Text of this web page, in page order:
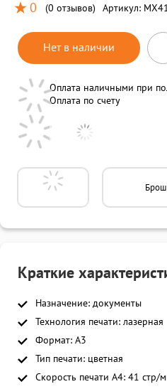
0 (0 отзывов) Артикул:
Нет в наличии
Оплата наличными при
Оплата по счету
Краткие
Назначение: документы
Технология печати: лазерная
Формат: A3
Тип печати: цветная
Скорость печати A4: 41 стр/